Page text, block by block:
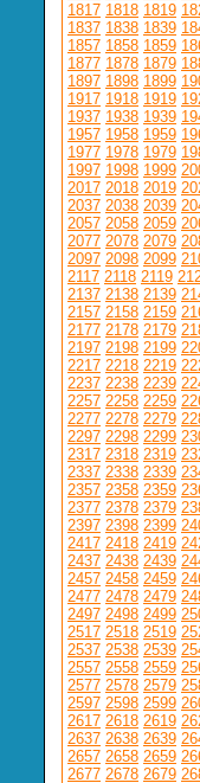
1817 1818 1819
1837 1838 1839
1857 1858 1859
1877 1878 1879
1897 1898 1899
1917 1918 1919
1937 1938 1939
1957 1958 1959
1977 1978 1979
1997 1998 1999
2017 2018 2019
2037 2038 2039
2057 2058 2059
2077 2078 2079
2097 2098 2099
2117 2118 2119
2137 2138 2139
2157 2158 2159
2177 2178 2179
2197 2198 2199
2217 2218 2219
2237 2238 2239
2257 2258 2259
2277 2278 2279
2297 2298 2299
2317 2318 2319
2337 2338 2339
2357 2358 2359
2377 2378 2379
2397 2398 2399
2417 2418 2419
2437 2438 2439
2457 2458 2459
2477 2478 2479
2497 2498 2499
2517 2518 2519
2537 2538 2539
2557 2558 2559
2577 2578 2579
2597 2598 2599
2617 2618 2619
2637 2638 2639
2657 2658 2659
2677 2678 2679